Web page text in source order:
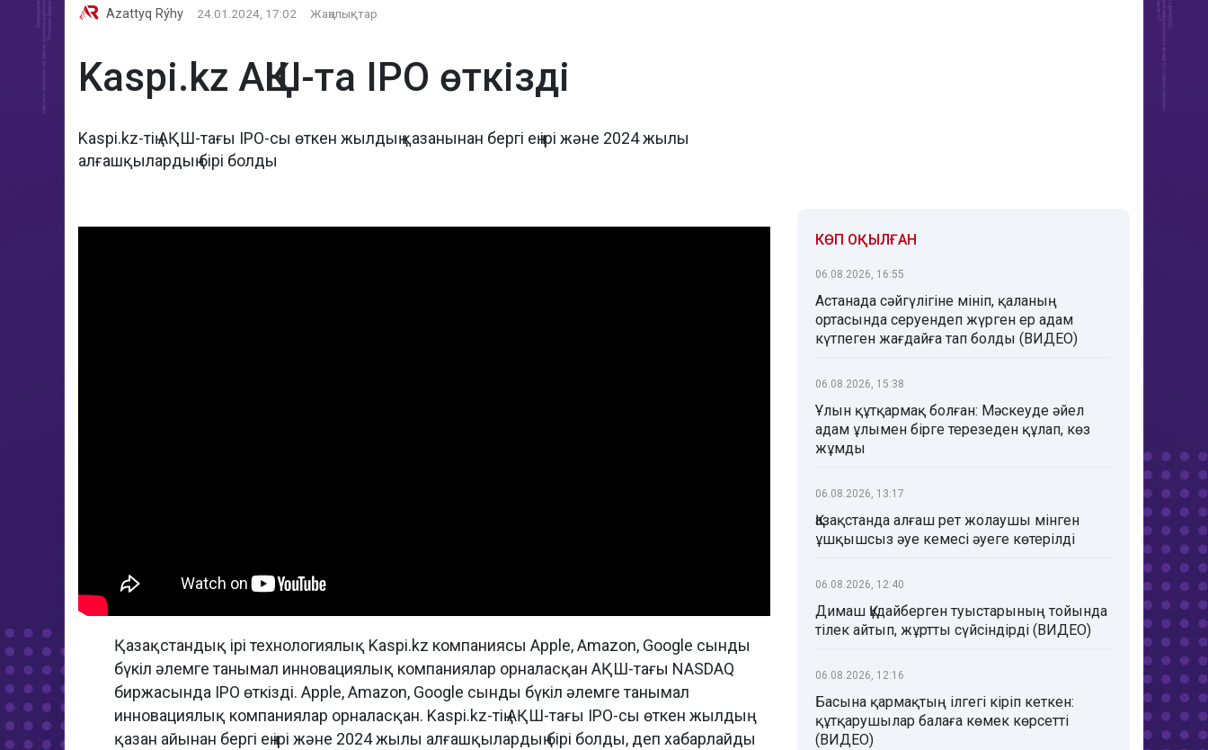
Azattyq Rýhy 24.01.2024, 17:02 Жаңалықтар
Kaspi.kz АҚШ-та IPO өткізді
Kaspi.kz-тің АҚШ-тағы IPO-сы өткен жылдың қазанынан бергі ең ірі және 2024 жылы
алғашқылардың бірі болды
Қазақстандық ірі технологиялық Kaspi.kz компаниясы Apple, Amazon, Google сынды
бүкіл әлемге танымал инновациялық компаниялар орналасқан АҚШ-тағы NASDAQ
биржасында IPO өткізді. Apple, Amazon, Google сынды бүкіл әлемге танымал
инновациялық компаниялар орналасқан. Kaspi.kz-тің АҚШ-тағы IPO-сы өткен жылдың
қазан айынан бергі ең ірі және 2024 жылы алғашқылардың бірі болды, деп хабарлайды
КӨП ОҚЫЛҒАН
06.08.2026, 16:55
Астанада сәйгүлігіне мініп, қаланың
ортасында серуендеп жүрген ер адам
күтпеген жағдайға тап болды (ВИДЕО)
06.08.2026, 15:38
Ұлын құтқармақ болған: Мәскеуде әйел
адам ұлымен бірге терезеден құлап, көз
жұмды
06.08.2026, 13:17
Қазақстанда алғаш рет жолаушы мінген
ұшқышсыз әуе кемесі әуеге көтерілді
06.08.2026, 12:40
Димаш Құдайберген туыстарының тойында
тілек айтып, жұртты сүйсіндірді (ВИДЕО)
06.08.2026, 12:16
Басына қармақтың ілгегі кіріп кеткен:
құтқарушылар балаға көмек көрсетті
(ВИДЕО)